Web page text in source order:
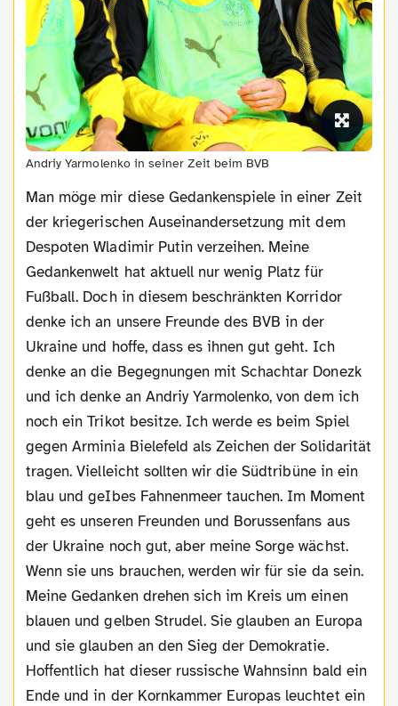
Andriy Yarmolenko in seiner Zeit beim BVB
Man möge mir diese Gedankenspiele in einer Zeit
der kriegerischen Auseinandersetzung mit dem
Despoten Wladimir Putin verzeihen. Meine
Gedankenwelt hat aktuell nur wenig Platz für
Fußball. Doch in diesem beschränkten Korridor
denke ich an unsere Freunde des BVB in der
Ukraine und hoffe, dass es ihnen gut geht. Ich
denke an die Begegnungen mit Schachtar Donezk
und ich denke an Andriy Yarmolenko, von dem ich
noch ein Trikot besitze. Ich werde es beim Spiel
gegen Arminia Bielefeld als Zeichen der Solidarität
tragen. Vielleicht sollten wir die Südtribüne in ein
blau und geIbes Fahnenmeer tauchen. Im Moment
geht es unseren Freunden und Borussenfans aus
der Ukraine noch gut, aber meine Sorge wächst.
Wenn sie uns brauchen, werden wir für sie da sein.
Meine Gedanken drehen sich im Kreis um einen
blauen und gelben Strudel. Sie glauben an Europa
und sie glauben an den Sieg der Demokratie.
Hoffentlich hat dieser russische Wahnsinn bald ein
Ende und in der Kornkammer Europas leuchtet ein